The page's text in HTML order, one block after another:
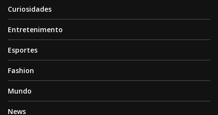
Curiosidades
Entretenimento
Esportes
Fashion
Mundo
News